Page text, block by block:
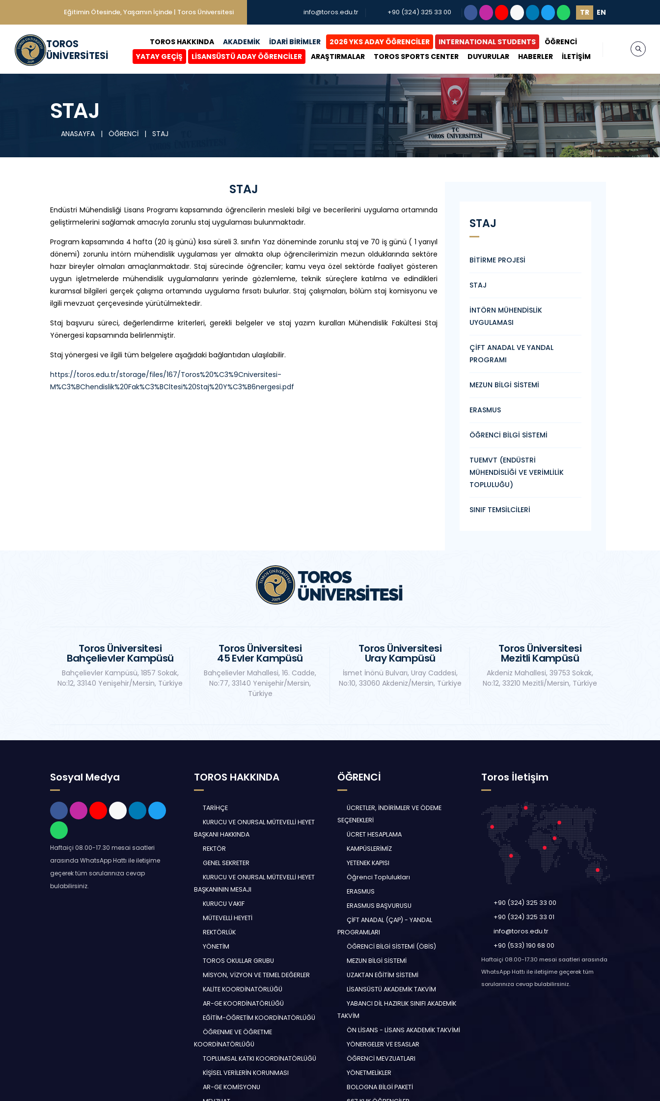
Eğitimin Ötesinde, Yaşamın İçinde | Toros Üniversitesi info@toros.edu.tr +90 (324) 325 33 00 TR EN
TOROS
ÜNİVERSİTESİ
TOROS HAKKINDA AKADEMİK İDARİ BİRİMLER 2026 YKS ADAY ÖĞRENCİLER INTERNATIONAL STUDENTS
ÖĞRENCİ
YATAY GEÇİŞ
LİSANSÜSTÜ ADAY ÖĞRENCİLER ARAŞTIRMALAR TOROS SPORTS CENTER DUYURULAR HABERLER İLETİŞİM
STAJ
ANASAYFA | ÖĞRENCİ | STAJ
STAJ
Endüstri Mühendisliği Lisans Programı kapsamında öğrencilerin mesleki bilgi ve becerilerini uygulama ortamında
geliştirmelerini sağlamak amacıyla zorunlu staj uygulaması bulunmaktadır.
Program kapsamında 4 hafta (20 iş günü) kısa süreli 3. sınıfın Yaz döneminde zorunlu staj ve 70 iş günü ( 1 yarıyıl
dönemi) zorunlu intörn mühendislik uygulaması yer almakta olup öğrencilerimizin mezun olduklarında sektöre
hazır bireyler olmaları amaçlanmaktadır. Staj sürecinde öğrenciler; kamu veya özel sektörde faaliyet gösteren
uygun işletmelerde mühendislik uygulamalarını yerinde gözlemleme, teknik süreçlere katılma ve edindikleri
kuramsal bilgileri gerçek çalışma ortamında uygulama fırsatı bulurlar. Staj çalışmaları, bölüm staj komisyonu ve
ilgili mevzuat çerçevesinde yürütülmektedir.
Staj başvuru süreci, değerlendirme kriterleri, gerekli belgeler ve staj yazım kuralları Mühendislik Fakültesi Staj
Yönergesi kapsamında belirlenmiştir.
Staj yönergesi ve ilgili tüm belgelere aşağıdaki bağlantıdan ulaşılabilir.
https://toros.edu.tr/storage/files/167/Toros%20%C3%9Cniversitesi-
M%C3%BChendislik%20Fak%C3%BCltesi%20Staj%20Y%C3%B6nergesi.pdf
STAJ
BİTİRME PROJESİ
STAJ
İNTÖRN MÜHENDİSLİK
UYGULAMASI
ÇİFT ANADAL VE YANDAL
PROGRAMI
MEZUN BİLGİ SİSTEMİ
ERASMUS
ÖĞRENCİ BİLGİ SİSTEMİ
TUEMVT (ENDÜSTRİ
MÜHENDİSLİĞİ VE VERİMLİLİK
TOPLULUĞU)
SINIF TEMSİLCİLERİ
Toros Üniversitesi
Bahçelievler Kampüsü
Bahçelievler Kampüsü, 1857 Sokak,
No:12, 33140 Yenişehir/Mersin, Türkiye
Toros Üniversitesi
45 Evler Kampüsü
Bahçelievler Mahallesi, 16. Cadde,
No:77, 33140 Yenişehir/Mersin,
Türkiye
Toros Üniversitesi
Uray Kampüsü
İsmet İnönü Bulvarı, Uray Caddesi,
No:10, 33060 Akdeniz/Mersin, Türkiye
Toros Üniversitesi
Mezitli Kampüsü
Akdeniz Mahallesi, 39753 Sokak,
No:12, 33210 Mezitli/Mersin, Türkiye
Sosyal Medya
Haftaiçi 08.00-17.30 mesai saatleri
arasında WhatsApp Hattı ile iletişime
geçerek tüm sorularınıza cevap
bulabilirsiniz.
TOROS HAKKINDA
TARİHÇE
KURUCU VE ONURSAL MÜTEVELLİ HEYET
BAŞKANI HAKKINDA
REKTÖR
GENEL SEKRETER
KURUCU VE ONURSAL MÜTEVELLİ HEYET
BAŞKANININ MESAJI
KURUCU VAKIF
MÜTEVELLİ HEYETİ
REKTÖRLÜK
YÖNETİM
TOROS OKULLAR GRUBU
MİSYON, VİZYON VE TEMEL DEĞERLER
KALİTE KOORDİNATÖRLÜĞÜ
AR-GE KOORDİNATÖRLÜĞÜ
EĞİTİM-ÖĞRETİM KOORDİNATÖRLÜĞÜ
ÖĞRENME VE ÖĞRETME
KOORDİNATÖRLÜĞÜ
TOPLUMSAL KATKI KOORDİNATÖRLÜĞÜ
KİŞİSEL VERİLERİN KORUNMASI
AR-GE KOMİSYONU
ÖĞRENCİ
ÜCRETLER, İNDİRİMLER VE ÖDEME
SEÇENEKLERİ
ÜCRET HESAPLAMA
KAMPÜSLERİMİZ
YETENEK KAPISI
Öğrenci Toplulukları
ERASMUS
ERASMUS BAŞVURUSU
ÇİFT ANADAL (ÇAP) - YANDAL
PROGRAMLARI
ÖĞRENCİ BİLGİ SİSTEMİ (ÖBİS)
MEZUN BİLGİ SİSTEMİ
UZAKTAN EĞİTİM SİSTEMİ
LİSANSÜSTÜ AKADEMİK TAKVİM
YABANCI DİL HAZIRLIK SINIFI AKADEMİK
TAKVİM
ÖN LİSANS - LİSANS AKADEMİK TAKVİMİ
YÖNERGELER VE ESASLAR
ÖĞRENCİ MEVZUATLARI
YÖNETMELİKLER
BOLOGNA BİLGİ PAKETİ
Toros İletişim
+90 (324) 325 33 00
+90 (324) 325 33 01
info@toros.edu.tr
+90 (533) 190 68 00
Haftaiçi 08.00-17.30 mesai saatleri arasında
WhatsApp Hattı ile iletişime geçerek tüm
sorularınıza cevap bulabilirsiniz.